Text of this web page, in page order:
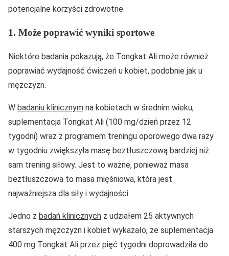
potencjalne korzyści zdrowotne.
1. Może poprawić wyniki sportowe
Niektóre badania pokazują, że Tongkat Ali może również
poprawiać wydajność ćwiczeń u kobiet, podobnie jak u
mężczyzn.
W badaniu klinicznym na kobietach w średnim wieku,
suplementacja Tongkat Ali (100 mg/dzień przez 12
tygodni) wraz z programem treningu oporowego dwa razy
w tygodniu zwiększyła masę beztłuszczową bardziej niż
sam trening siłowy. Jest to ważne, ponieważ masa
beztłuszczowa to masa mięśniowa, która jest
najważniejsza dla siły i wydajności.
Jedno z badań klinicznych z udziałem 25 aktywnych
starszych mężczyzn i kobiet wykazało, że suplementacja
400 mg Tongkat Ali przez pięć tygodni doprowadziła do